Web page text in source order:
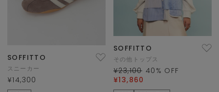
SOFFITTO
スニーカー
¥14,300
SOFFITTO
その他トップス
¥23,100 40 % OFF
¥13,860